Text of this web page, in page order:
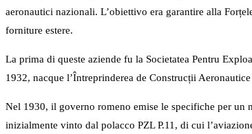
aeronautici nazionali. L’obiettivo era garantire alla
forniture estere.
La prima di queste aziende fu la Societatea Pentru
1932, nacque l’Întreprinderea de Construcții
Nel 1930, il governo romeno emise le specifiche per un
inizialmente vinto dal polacco PZL P.11, di cui